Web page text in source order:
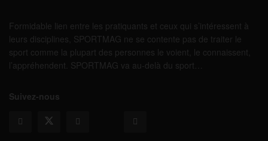
Formidable lien entre les pratiquants et ceux qui s’intéressent à
leurs disciplines, SPORTMAG ne se contente pas de traiter le
sport comme la plupart des personnes le voient, le connaissent,
l’appréhendent. SPORTMAG va au-delà du sport…
Suivez-nous